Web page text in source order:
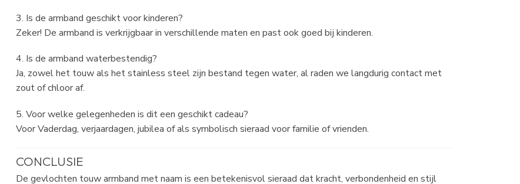
3. Is de armband geschikt voor kinderen?
Zeker! De armband is verkrijgbaar in verschillende maten en past ook goed bij kinderen.
4. Is de armband waterbestendig?
Ja, zowel het touw als het stainless steel zijn bestand tegen water, al raden we langdurig contact met
zout of chloor af.
5. Voor welke gelegenheden is dit een geschikt cadeau?
Voor Vaderdag, verjaardagen, jubilea of als symbolisch sieraad voor familie of vrienden.
CONCLUSIE
De gevlochten touw armband met naam is een betekenisvol sieraad dat kracht, verbondenheid en stijl